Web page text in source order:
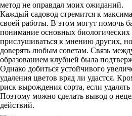
метод не оправдал моих ожиданий.
Каждый садовод стремится к
своей работы. В этом могут помочь
понимание основных биологических
прислушиваться к мнению других,
доверять любым советам. Связь
образованием клубней была
Однако добиться устойчивого
удаления цветов вряд ли удастся.
риск вырождения сорта, если
Поэтому можно сделать вывод о
действий.